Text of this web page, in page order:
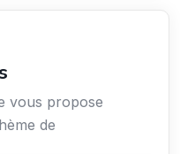
vous propose
de